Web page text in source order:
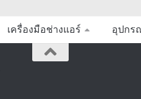
เครื่องมือช่างแอร์ อุปกร